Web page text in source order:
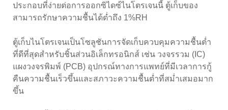
ประกอบที่ง่ายต่อการออกซิไดซ์ไนโตรเจนนี้ ตู้เก็บของ
สามารถรักษาความชื้นได้ต่ำถึง 1%RH
ตู้เก็บไนโตรเจนเป็นโซลูชันการจัดเก็บควบคุมความชื้นต่ำ
ที่ดีที่สุดสำหรับชิ้นส่วนอิเล็กทรอนิกส์ เช่น วงจรรวม (IC)
แผงวงจรพิมพ์ (PCB) อุปกรณ์ทางการแพทย์ที่มีเวลาการกู้
คืนความชื้นเร็วขึ้นและสภาวะความชื้นต่ำที่สม่ำเสมอมาก
ขึ้น